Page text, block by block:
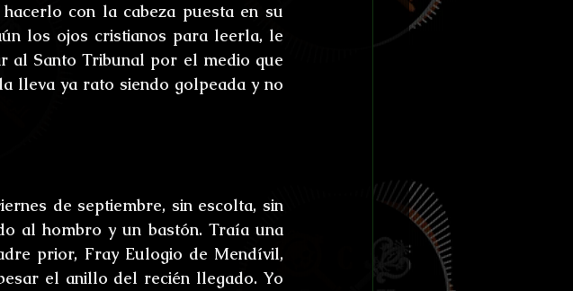
con la cabeza puesta en su
los ojos cristianos para leerla, le
al Santo Tribunal por el medio que
lleva ya rato siendo golpeada y no
de septiembre, sin escolta, sin
al hombro y un bastón. Traía una
prior, Fray Eulogio de Mendívil,
el anillo del recién llegado. Yo